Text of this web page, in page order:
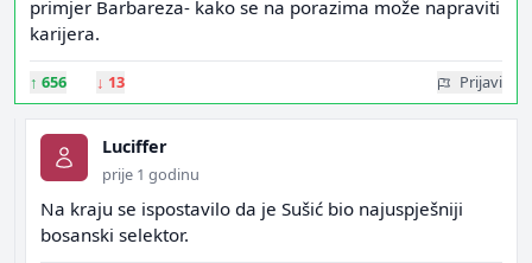
primjer Barbareza- kako se na porazima može napraviti
karijera.
↑ 656 ↓ 13 Prijavi
Luciffer
prije 1 godinu
Na kraju se ispostavilo da je Sušić bio najuspješniji
bosanski selektor.